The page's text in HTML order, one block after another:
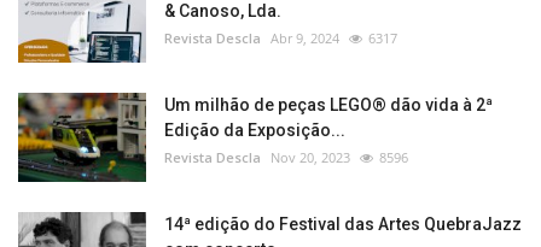
& Canoso, Lda.
Revista Descla Abr 9, 2024 6317
Um milhão de peças LEGO® dão vida à 2ª
Edição da Exposição...
Revista Descla Nov 20, 2023 8596
14ª edição do Festival das Artes QuebraJazz